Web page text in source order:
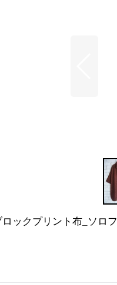
ックプリント布_ソロ